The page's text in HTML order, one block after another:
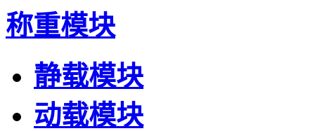
称重模块
静载模块
动载模块